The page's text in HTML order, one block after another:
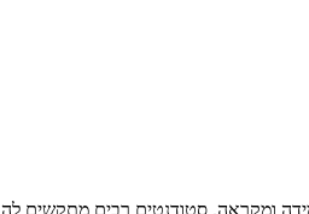
ומקראה. סטודנטים רבים מתקשים